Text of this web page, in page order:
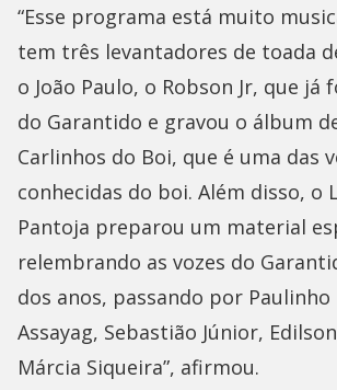
“Esse programa está muito
tem três levantadores de toada
o João Paulo, o Robson Jr, que já
do Garantido e gravou o álbum
Carlinhos do Boi, que é uma das
conhecidas do boi. Além disso, o
Pantoja preparou um material
relembrando as vozes do
dos anos, passando por Paulinho
Assayag, Sebastião Júnior,
Márcia Siqueira”, afirmou.